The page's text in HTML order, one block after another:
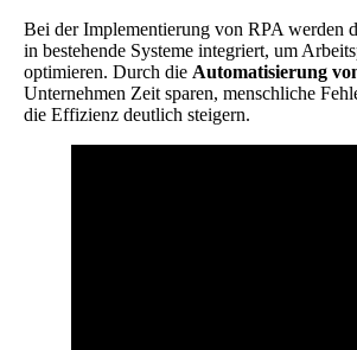
Bei der Implementierung von RPA werden
in bestehende Systeme integriert, um
optimieren. Durch die Automatisierung
Unternehmen Zeit sparen, menschliche
die Effizienz deutlich steigern.